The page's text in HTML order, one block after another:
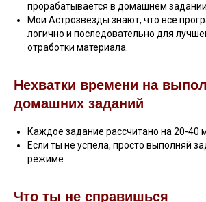
прорабатывается в домашнем
Мои Астрозвезды знают, что все
логично и последовательно для
отработки материала.
Нехватки времени на
домашних заданий
Каждое задание рассчитано на 20-40
Если ты не успела, просто выполняй
режиме
Что ты не справишься